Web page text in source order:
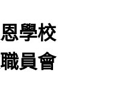
學校
員會